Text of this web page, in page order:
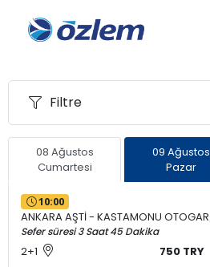
Filtre
08 Ağustos
Cumartesi
09 Ağustos
Pazar
10:00
ANKARA AŞTİ - KASTAMONU OTOGAR
Sefer süresi 3 Saat 45 Dakika
2+1 750 TRY